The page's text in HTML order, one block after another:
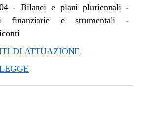
-Bilanci e piani pluriennali -
finanziarie e strumentali -
DI ATTUAZIONE